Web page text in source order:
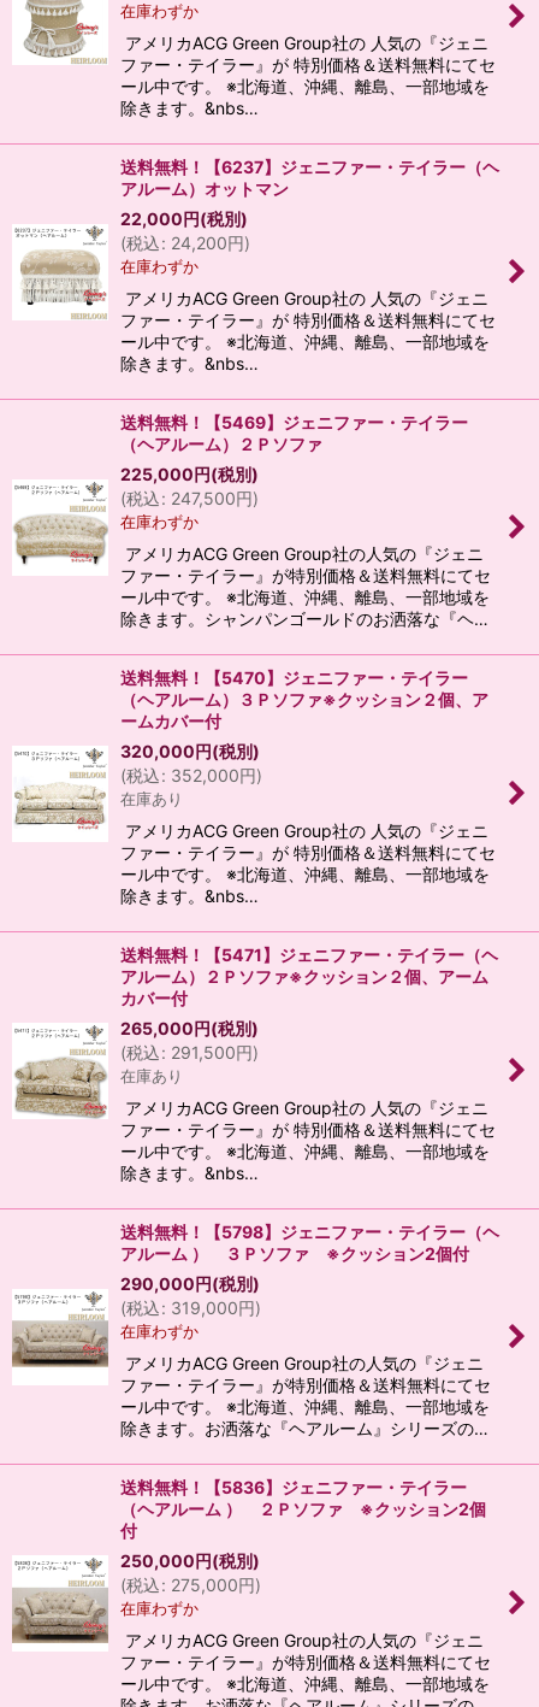
在庫わずか
アメリカACG Green Group社の 人気の『ジェニ
ファー・テイラー』が 特別価格＆送料無料にてセ
ール中です。 ※北海道、沖縄、離島、一部地域を
除きます。&nbs…
送料無料！【6237】ジェニファー・テイラー（ヘ
アルーム）オットマン
22,000円(税別)
(税込: 24,200円)
在庫わずか
アメリカACG Green Group社の 人気の『ジェニ
ファー・テイラー』が 特別価格＆送料無料にてセ
ール中です。 ※北海道、沖縄、離島、一部地域を
除きます。&nbs…
送料無料！【5469】ジェニファー・テイラー
（ヘアルーム）２Ｐソファ
225,000円(税別)
(税込: 247,500円)
在庫わずか
アメリカACG Green Group社の人気の『ジェニ
ファー・テイラー』が特別価格＆送料無料にてセ
ール中です。 ※北海道、沖縄、離島、一部地域を
除きます。シャンパンゴールドのお洒落な『ヘ…
送料無料！【5470】ジェニファー・テイラー
（ヘアルーム）３Ｐソファ※クッション２個、ア
ームカバー付
320,000円(税別)
(税込: 352,000円)
在庫あり
アメリカACG Green Group社の 人気の『ジェニ
ファー・テイラー』が 特別価格＆送料無料にてセ
ール中です。 ※北海道、沖縄、離島、一部地域を
除きます。&nbs…
送料無料！【5471】ジェニファー・テイラー（ヘ
アルーム）２Ｐソファ※クッション２個、アーム
カバー付
265,000円(税別)
(税込: 291,500円)
在庫あり
アメリカACG Green Group社の 人気の『ジェニ
ファー・テイラー』が 特別価格＆送料無料にてセ
ール中です。 ※北海道、沖縄、離島、一部地域を
除きます。&nbs…
送料無料！【5798】ジェニファー・テイラー（ヘ
アルーム ） ３Ｐソファ ※クッション2個付
290,000円(税別)
(税込: 319,000円)
在庫わずか
アメリカACG Green Group社の人気の『ジェニ
ファー・テイラー』が特別価格＆送料無料にてセ
ール中です。 ※北海道、沖縄、離島、一部地域を
除きます。お洒落な『ヘアルーム』シリーズの…
送料無料！【5836】ジェニファー・テイラー
（ヘアルーム ） ２Ｐソファ ※クッション2個
付
250,000円(税別)
(税込: 275,000円)
在庫わずか
アメリカACG Green Group社の人気の『ジェニ
ファー・テイラー』が特別価格＆送料無料にてセ
ール中です。 ※北海道、沖縄、離島、一部地域を